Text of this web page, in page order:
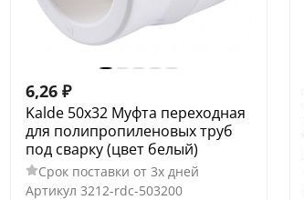
6,26 ₽
Kalde 50x32 Муфта переходная
для полипропиленовых труб
под сварку (цвет белый)
Срок поставки от 3х дней
Артикул 3212-rdc-503200